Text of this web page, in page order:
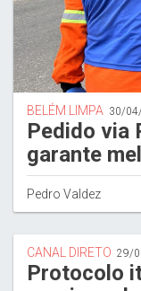
BELÉM LIMPA 30/
Pedido via
garante
Pedro Valdez
CANAL DIRETO 29/
Protocolo